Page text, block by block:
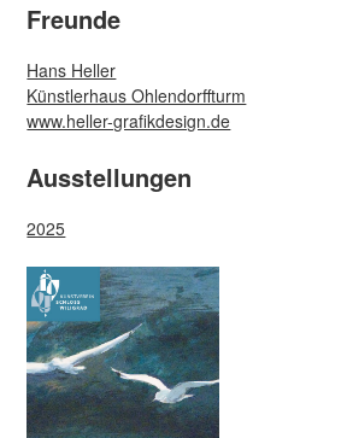
Freunde
Hans Heller
Künstlerhaus Ohlendorffturm
www.heller-grafikdesign.de
Ausstellungen
2025